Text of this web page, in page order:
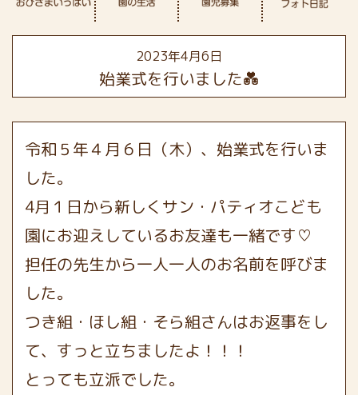
2023年4月6日
始業式を行いました💑
令和５年４月６日（木）、始業式を行いま
した。
4月１日から新しくサン・パティオこども
園にお迎えしているお友達も一緒です♡
担任の先生から一人一人のお名前を呼びま
した。
つき組・ほし組・そら組さんはお返事をし
て、すっと立ちましたよ！！！
とっても立派でした。